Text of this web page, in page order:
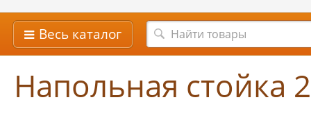
Весь каталог
Напольная стойка